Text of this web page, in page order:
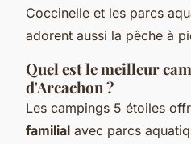
Coccinelle et les parcs
adorent aussi la pêche à
Quel est le meilleur
d'Arcachon ?
Les campings 5 étoiles
familial avec parcs